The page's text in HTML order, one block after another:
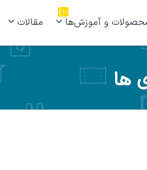
و آموزش‌ها
داغ
مقالات
ها